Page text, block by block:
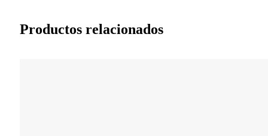
Productos relacionados